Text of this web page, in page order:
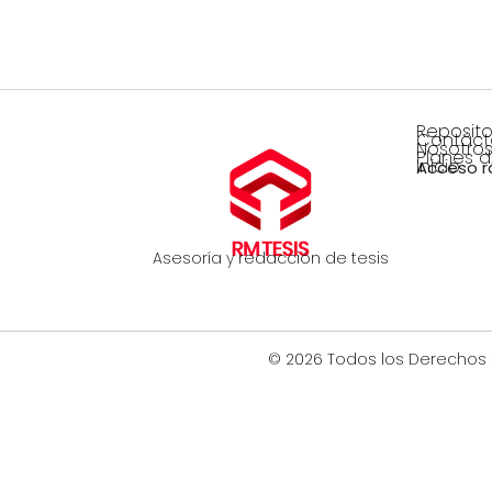
Asesoría y redacción de tesis
Acceso
Inicio
Planes
Nosotros
© 2026 Todos los Derechos